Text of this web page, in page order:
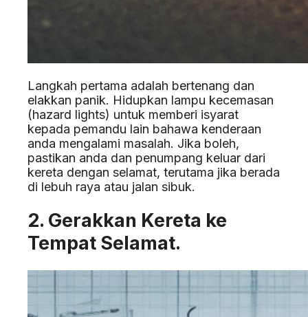
Langkah pertama adalah bertenang dan
elakkan panik. Hidupkan lampu kecemasan
(hazard lights) untuk memberi isyarat
kepada pemandu lain bahawa kenderaan
anda mengalami masalah. Jika boleh,
pastikan anda dan penumpang keluar dari
kereta dengan selamat, terutama jika berada
di lebuh raya atau jalan sibuk.
2. Gerakkan Kereta ke
Tempat Selamat.